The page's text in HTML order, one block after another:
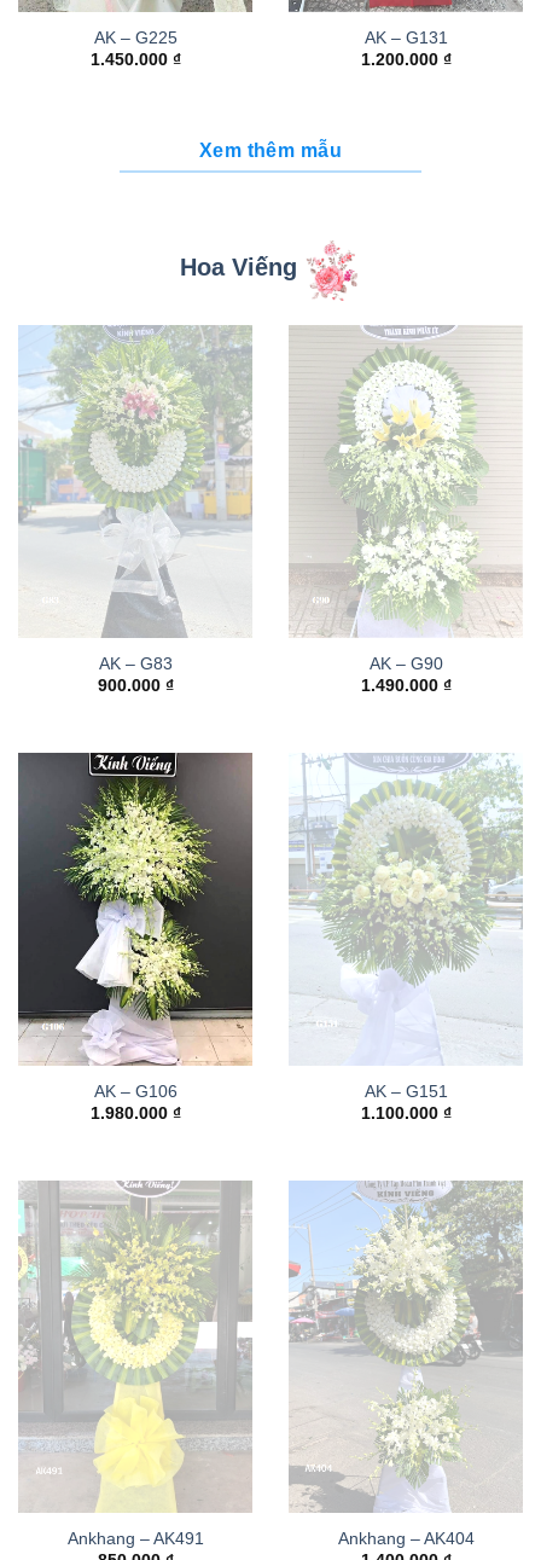
AK – G225
1.450.000 ₫
AK – G131
1.200.000 ₫
Xem thêm mẫu
Hoa Viếng
AK – G83
900.000 ₫
AK – G90
1.490.000 ₫
AK – G106
1.980.000 ₫
AK – G151
1.100.000 ₫
Ankhang – AK491
Ankhang – AK404